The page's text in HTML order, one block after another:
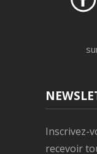
Inscrivez-
recevoir